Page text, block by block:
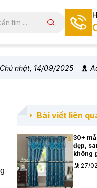
Chủ nhật, 14/09/2025
Bài viết liên
30+
đẹp,
không
27/